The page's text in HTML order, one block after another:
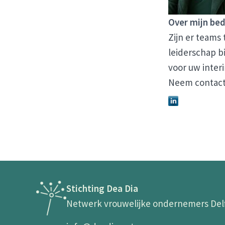
Over mijn
Zijn er teams
leiderschap
voor uw
Neem
Stichting Dea Dia
Netwerk vrouwelijke ondernemers